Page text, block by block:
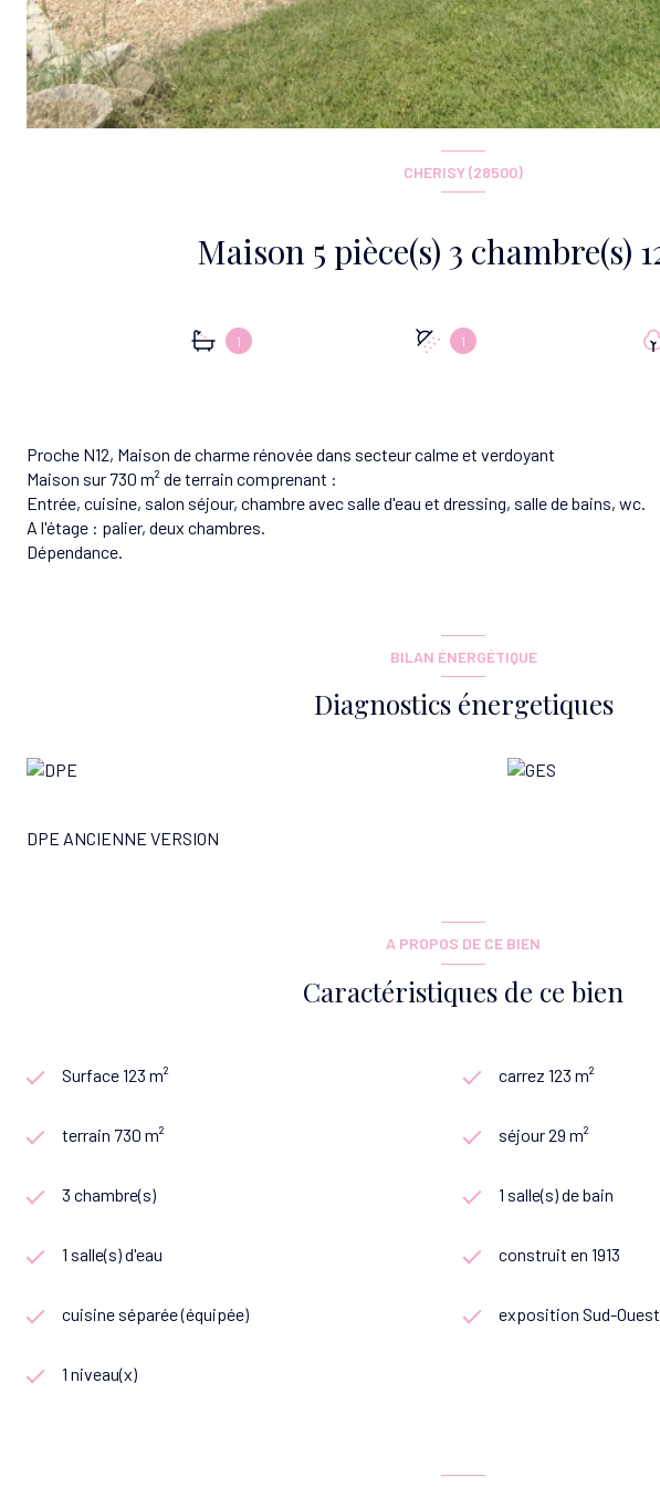
CHERISY (28500)
1 1
Proche N12, Maison de charme rénovée dans secteur calme et verdoyant
Maison sur 730 m² de terrain comprenant :
Entrée, cuisine, salon séjour, chambre avec salle d'eau et dressing, salle de bains, wc.
A l'étage : palier, deux chambres.
Dépendance.
BILAN ÉNERGÉTIQUE
Diagnostics énergetiques
DPE ANCIENNE VERSION
A PROPOS DE CE BIEN
Caractéristiques de ce bien
Surface 123 m² carrez 123 m²
terrain 730 m² séjour 29 m²
3 chambre(s) 1 salle(s) de bain
1 salle(s) d'eau construit en 1913
cuisine séparée (équipée) exposition Sud-Ouest
1 niveau(x)